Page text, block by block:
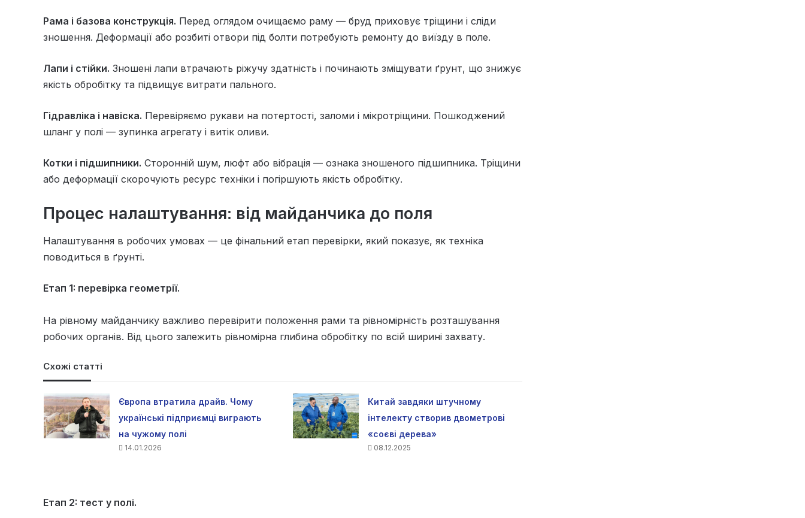
Рама і базова конструкція. Перед оглядом очищаємо раму — бруд приховує тріщини і сліди
зношення. Деформації або розбиті отвори під болти потребують ремонту до виїзду в поле.
Лапи і стійки. Зношені лапи втрачають ріжучу здатність і починають зміщувати ґрунт, що знижує
якість обробітку та підвищує витрати пального.
Гідравліка і навіска. Перевіряємо рукави на потертості, заломи і мікротріщини. Пошкоджений
шланг у полі — зупинка агрегату і витік оливи.
Котки і підшипники. Сторонній шум, люфт або вібрація — ознака зношеного підшипника. Тріщини
або деформації скорочують ресурс техніки і погіршують якість обробітку.
Процес налаштування: від майданчика до поля
Налаштування в робочих умовах — це фінальний етап перевірки, який показує, як техніка
поводиться в ґрунті.
Етап 1: перевірка геометрії.
На рівному майданчику важливо перевірити положення рами та рівномірність розташування
робочих органів. Від цього залежить рівномірна глибина обробітку по всій ширині захвату.
Схожі статті
Європа втратила драйв. Чому
українські підприємці виграють
на чужому полі
14.01.2026
Китай завдяки штучному
інтелекту створив двометрові
«соєві дерева»
08.12.2025
Етап 2: тест у полі.